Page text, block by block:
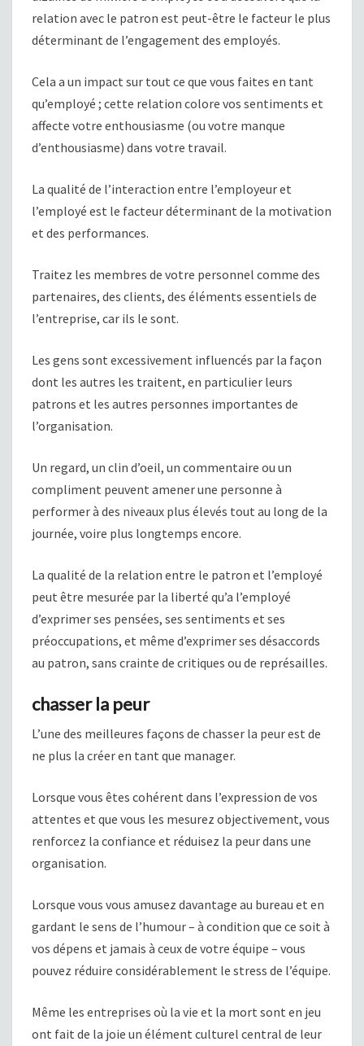
relation avec le patron est peut-être le facteur le plus
déterminant de l’engagement des employés.
Cela a un impact sur tout ce que vous faites en tant
qu’employé ; cette relation colore vos sentiments et
affecte votre enthousiasme (ou votre manque
d’enthousiasme) dans votre travail.
La qualité de l’interaction entre l’employeur et
l’employé est le facteur déterminant de la motivation
et des performances.
Traitez les membres de votre personnel comme des
partenaires, des clients, des éléments essentiels de
l’entreprise, car ils le sont.
Les gens sont excessivement influencés par la façon
dont les autres les traitent, en particulier leurs
patrons et les autres personnes importantes de
l’organisation.
Un regard, un clin d’oeil, un commentaire ou un
compliment peuvent amener une personne à
performer à des niveaux plus élevés tout au long de la
journée, voire plus longtemps encore.
La qualité de la relation entre le patron et l’employé
peut être mesurée par la liberté qu’a l’employé
d’exprimer ses pensées, ses sentiments et ses
préoccupations, et même d’exprimer ses désaccords
au patron, sans crainte de critiques ou de représailles.
chasser la peur
L’une des meilleures façons de chasser la peur est de
ne plus la créer en tant que manager.
Lorsque vous êtes cohérent dans l’expression de vos
attentes et que vous les mesurez objectivement, vous
renforcez la confiance et réduisez la peur dans une
organisation.
Lorsque vous vous amusez davantage au bureau et en
gardant le sens de l’humour – à condition que ce soit à
vos dépens et jamais à ceux de votre équipe – vous
pouvez réduire considérablement le stress de l’équipe.
Même les entreprises où la vie et la mort sont en jeu
ont fait de la joie un élément culturel central de leur